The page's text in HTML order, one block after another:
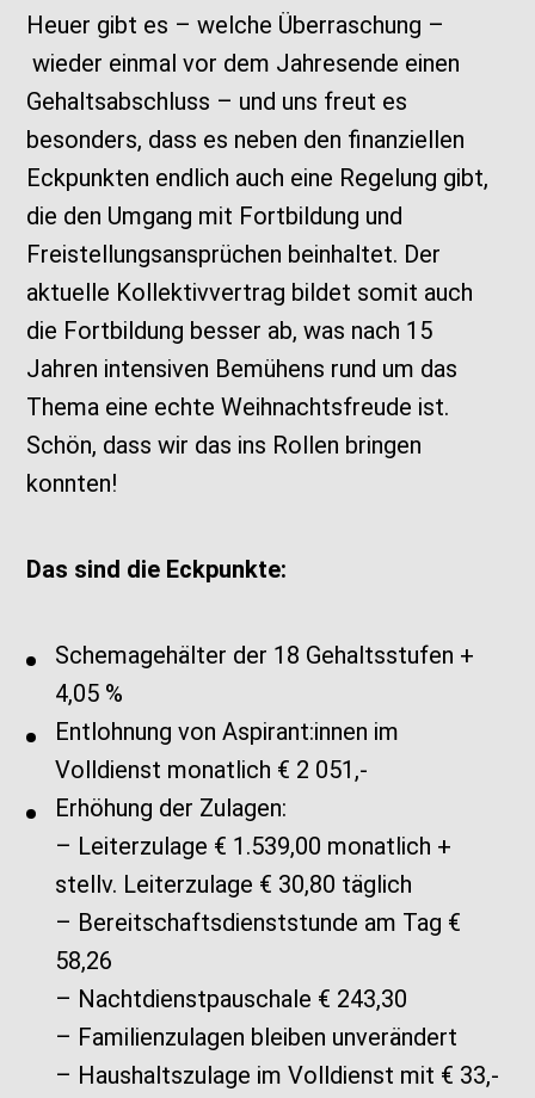
Heuer gibt es – welche Überraschung –
wieder einmal vor dem Jahresende einen
Gehaltsabschluss – und uns freut es
besonders, dass es neben den finanziellen
Eckpunkten endlich auch eine Regelung gibt,
die den Umgang mit Fortbildung und
Freistellungsansprüchen beinhaltet. Der
aktuelle Kollektivvertrag bildet somit auch
die Fortbildung besser ab, was nach 15
Jahren intensiven Bemühens rund um das
Thema eine echte Weihnachtsfreude ist.
Schön, dass wir das ins Rollen bringen
konnten!
Das sind die Eckpunkte:
Schemagehälter der 18 Gehaltsstufen +
4,05 %
Entlohnung von Aspirant:innen im
Volldienst monatlich € 2 051,-
Erhöhung der Zulagen:
– Leiterzulage € 1.539,00 monatlich +
stellv. Leiterzulage € 30,80 täglich
– Bereitschaftsdienststunde am Tag €
58,26
– Nachtdienstpauschale € 243,30
– Familienzulagen bleiben unverändert
– Haushaltszulage im Volldienst mit € 33,-